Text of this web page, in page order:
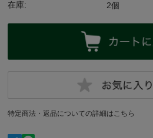
在庫: 2個
特定商法・返品についての詳細はこちら